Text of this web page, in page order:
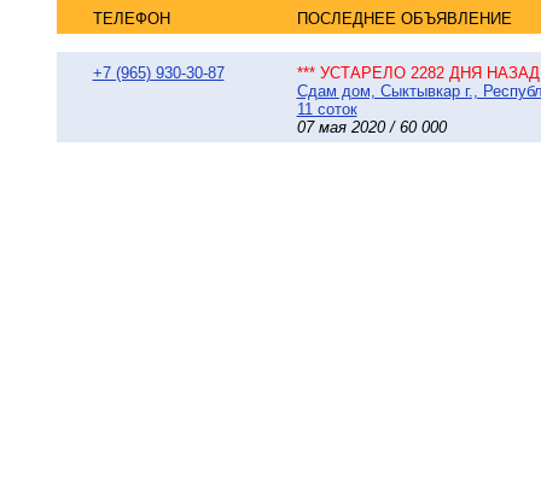
ТЕЛЕФОН ПОСЛЕДНЕЕ ОБЪЯВЛЕНИЕ
+7 (965) 930-30-87
*** УСТАРЕЛО 2282 ДНЯ НАЗАД
Сдам дом, Сыктывкар г.,
11 соток
07 мая 2020 / 60 000